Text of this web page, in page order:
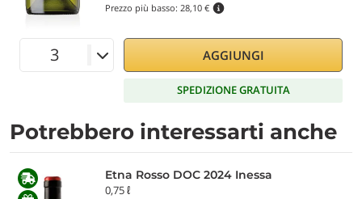
Prezzo più basso: 28,10 €
AGGIUNGI
SPEDIZIONE GRATUITA
Potrebbero interessarti anche
Etna Rosso DOC 2024 Inessa
0,75 ℓ